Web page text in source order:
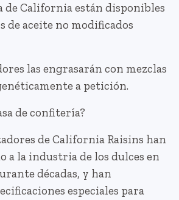
de California están disponibles
aceite no modificados
las engrasarán con mezclas
a petición.
de confitería?
de California Raisins han
a la industria de los dulces en
décadas, y han
especiales para